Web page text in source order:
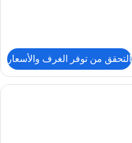
التحقق من توفر الغرف والأسعار